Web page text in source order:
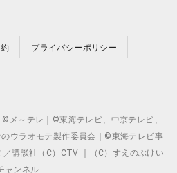
プライバシーポリシー
～テレ｜©東海テレビ、中京テレビ、
ウラオモテ製作委員会｜©東海テレビ事
講談社（C）CTV ｜（C）すえのぶけい
ャンネル